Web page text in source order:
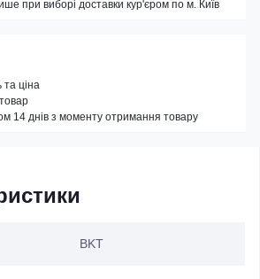
BKT
при виборі доставки кур'єром по м. Київ
та ціна
14 днів з моменту отримання товару